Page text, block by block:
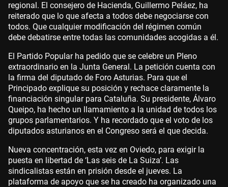
regional. El consejero de Hacienda, Guillermo Peláez, ha
reiterado que lo que afecta a todos debe negociarse con
todos. Que cualquier modificación del régimen común
debe debatirse entre todas las comunidades acogidas a él.
El Partido Popular ha pedido que se celebre un Pleno
extraordinario en la Junta General. La petición cuenta con
la firma del diputado de Foro Asturias. Para que el
Principado explique su posición y rechace claramente la
financiación singular para Cataluña. Su presidente, Álvaro
Queipo, ha hecho un llamamiento a la unidad de todos los
grupos parlamentarios. Y ha recordado que el voto de los
diputados asturianos en el Congreso será el que decida.
Nueva concentración, esta vez en Oviedo, para exigir la
puesta en libertad de ‘Las seis de La Suiza’. Las
sindicalistas están en prisión desde el jueves. La
plataforma de apoyo que se ha creado ha organizado una